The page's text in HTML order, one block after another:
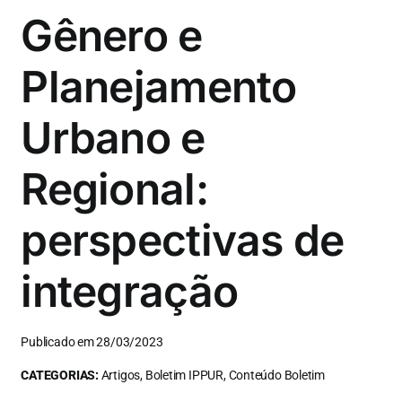
Gênero e
Planejamento
Urbano e
Regional:
perspectivas de
integração
Publicado em 28/03/2023
CATEGORIAS:Artigos, Boletim IPPUR, Conteúdo Boletim